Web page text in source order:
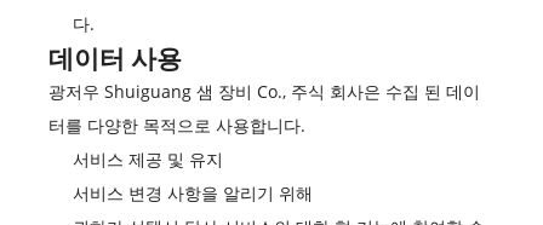
다.
데이터 사용
광저우 Shuiguang 샘 장비 Co., 주식 회사은 수집 된 데이
터를 다양한 목적으로 사용합니다.
서비스 제공 및 유지
서비스 변경 사항을 알리기 위해